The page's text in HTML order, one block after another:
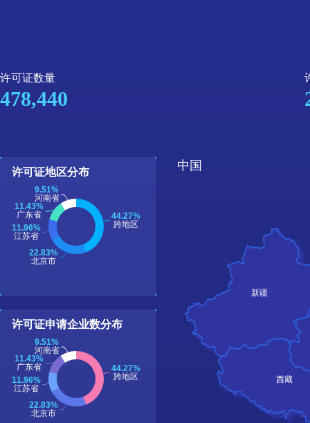
许可证数量
478,440
中国